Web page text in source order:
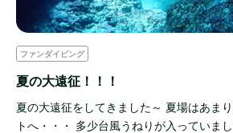
ファンダイビング
夏の大遠征！！！
夏の大遠征をしてきました～ 夏場はあま
トへ・・・ 多少台風うねりが入っていま